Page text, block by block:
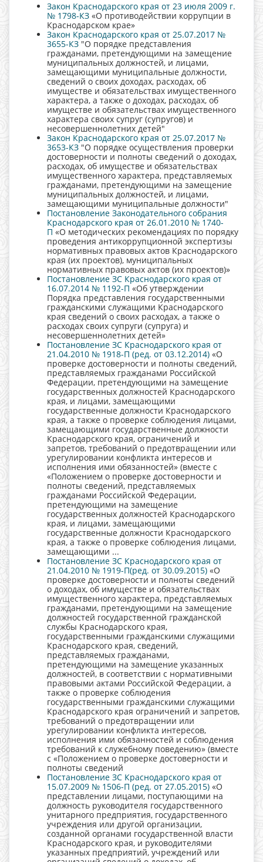
Закон Краснодарского края от 23 июля 2009 г.
№ 1798-КЗ «О противодействии коррупции в
Краснодарском крае»
Закон Краснодарского края от 25.07.2017 №
3655-КЗ "О порядке представления
гражданами, претендующими на замещение
муниципальных должностей, и лицами,
замещающими муниципальные должности,
сведений о своих доходах, расходах, об
имуществе и обязательствах имущественного
характера, а также о доходах, расходах, об
имуществе и обязательствах имущественного
характера своих супруг (супругов) и
несовершеннолетних детей"
Закон Краснодарского края от 25.07.2017 №
3653-КЗ "О порядке осуществления проверки
достоверности и полноты сведений о доходах,
расходах, об имуществе и обязательствах
имущественного характера, представляемых
гражданами, претендующими на замещение
муниципальных должностей, и лицами,
замещающими муниципальные должности"
Постановление Законодательного собрания
Краснодарского края от 26.01.2010 № 1740-
П «О методических рекомендациях по порядку
проведения антикоррупционной экспертизы
нормативных правовых актов Краснодарского
края (их проектов), муниципальных
нормативных правовых актов (их проектов)»
Постановление ЗС Краснодарского края от
16.07.2014 № 1192-П «Об утверждении
Порядка представления государственными
гражданскими служащими Краснодарского
края сведений о своих расходах, а также о
расходах своих супруги (супруга) и
несовершеннолетних детей»
Постановление ЗС Краснодарского края от
21.04.2010 № 1918-П (ред. от 03.12.2014) «О
проверке достоверности и полноты сведений,
представляемых гражданами Российской
Федерации, претендующими на замещение
государственных должностей Краснодарского
края, и лицами, замещающими
государственные должности Краснодарского
края, а также о проверке соблюдения лицами,
замещающими государственные должности
Краснодарского края, ограничений и
запретов, требований о предотвращении или
урегулировании конфликта интересов и
исполнения ими обязанностей» (вместе с
«Положением о проверке достоверности и
полноты сведений, представляемых
гражданами Российской Федерации,
претендующими на замещение
государственных должностей Краснодарского
края, и лицами, замещающими
государственные должности Краснодарского
края, а также о проверке соблюдения лицами,
замещающими ...
Постановление ЗС Краснодарского края от
21.04.2010 № 1919-П(ред. от 30.09.2015) «О
проверке достоверности и полноты сведений
о доходах, об имуществе и обязательствах
имущественного характера, представляемых
гражданами, претендующими на замещение
должностей государственной гражданской
службы Краснодарского края,
государственными гражданскими служащими
Краснодарского края, сведений,
представляемых гражданами,
претендующими на замещение указанных
должностей, в соответствии с нормативными
правовыми актами Российской Федерации, а
также о проверке соблюдения
государственными гражданскими служащими
Краснодарского края ограничений и запретов,
требований о предотвращении или
урегулировании конфликта интересов,
исполнения ими обязанностей и соблюдения
требований к служебному поведению» (вместе
с «Положением о проверке достоверности и
полноты сведений
Постановление ЗС Краснодарского края от
15.07.2009 № 1506-П (ред. от 27.05.2015) «О
представлении лицами, поступающими на
должность руководителя государственного
унитарного предприятия, государственного
учреждения или другой организации,
созданной органами государственной власти
Краснодарского края, и руководителями
указанных предприятий, учреждений или